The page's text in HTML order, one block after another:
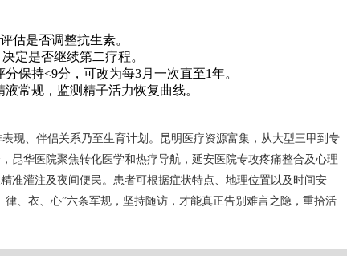
估是否调整抗生素。
定是否继续第二疗程。
保持<9分，可改为每3月一次直至1年。
常规，监测精子活力恢复曲线。
现、伴侣关系乃至生育计划。昆明医疗资源富集，从大型三甲到专
昆华医院聚焦转化医学和热疗导航，延安医院专攻疼痛整合及心理
准灌注及夜间便民。患者可根据症状特点、地理位置以及时间安
、衣、心”六条军规，坚持随访，才能真正告别难言之隐，重拾活